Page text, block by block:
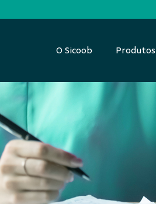
O Sicoob Produtos